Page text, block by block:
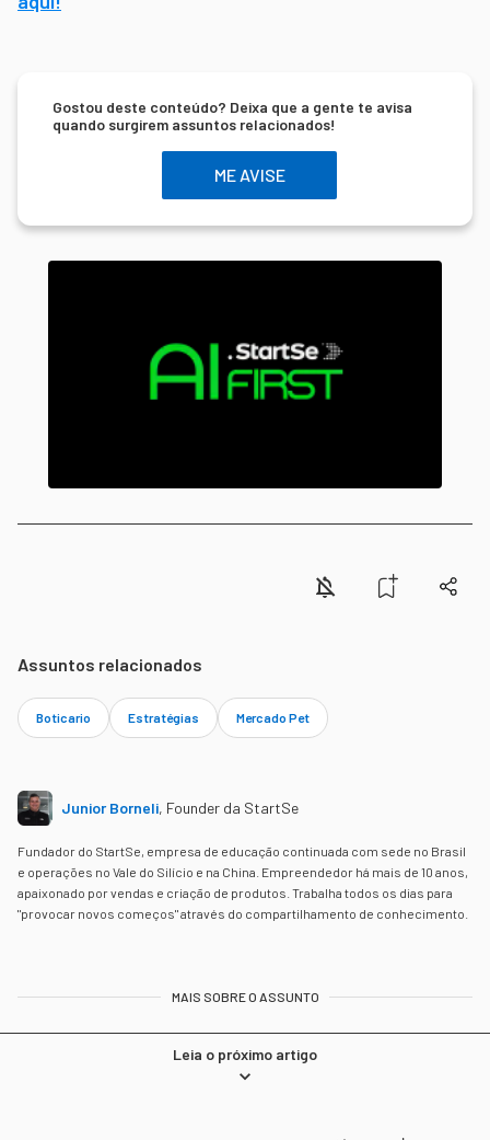
Gostou deste conteúdo? Deixa que a gente te avisa
quando surgirem assuntos relacionados!
ME AVISE
Assuntos relacionados
Boticario Estratégias Mercado Pet
Junior Borneli, Founder da StartSe
Fundador do StartSe, empresa de educação continuada com sede no Brasil
e operações no Vale do Silício e na China. Empreendedor há mais de 10 anos,
apaixonado por vendas e criação de produtos. Trabalha todos os dias para
"provocar novos começos" através do compartilhamento de conhecimento.
MAIS SOBRE O ASSUNTO
Leia o próximo artigo